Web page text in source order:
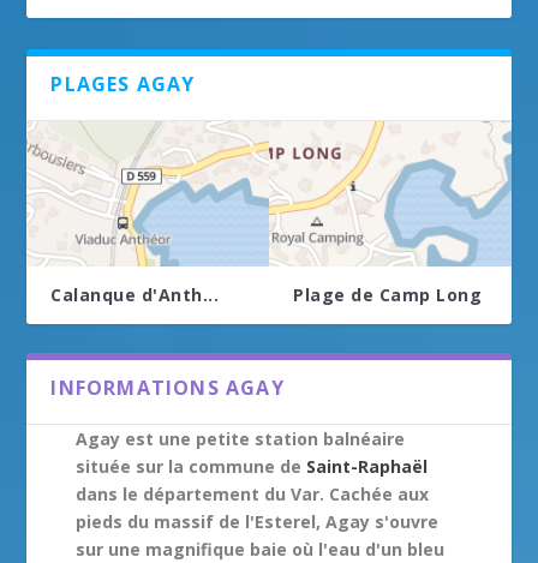
PLAGES AGAY
Calanque d'Anth... Plage de Camp Long
INFORMATIONS AGAY
Agay est une petite station balnéaire
située sur la commune de Saint-Raphaël
dans le département du Var. Cachée aux
pieds du massif de l'Esterel, Agay s'ouvre
sur une magnifique baie où l'eau d'un bleu